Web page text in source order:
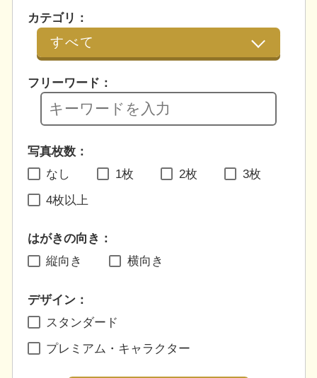
カテゴリ：
フリーワード：
写真枚数：
なし
1枚 2枚 3枚
4枚以上
はがきの向き：
縦向き
横向き
デザイン：
スタンダード
プレミアム・キャラクター